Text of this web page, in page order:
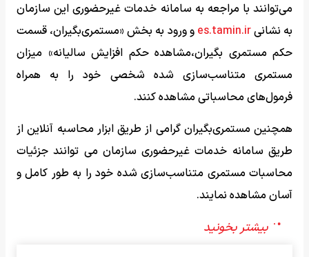
می‌توانند با مراجعه به سامانه خدمات غیرحضوری این سازمان
به نشانیes.tamin.ir و ورود به بخش «مستمری‌بگیران، قسمت
حکم مستمری بگیران،مشاهده حکم افزایش سالیانه» میزان
مستمری متناسب‌سازی شده شخصی خود را به همراه
فرمول‌های محاسباتی مشاهده کنند.
همچنین مستمری‌بگیران گرامی از طریق ابزار محاسبه آنلاین از
طریق سامانه خدمات غیرحضوری سازمان می ‌توانند جزئیات
محاسبات مستمری متناسب‌سازی شده خود را به طور کامل و
آسان مشاهده نمایند.